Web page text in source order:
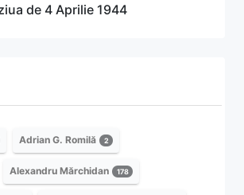
de 4 Aprilie 1944
Adrian G. Romilă 2
Alexandru Mărchidan 178